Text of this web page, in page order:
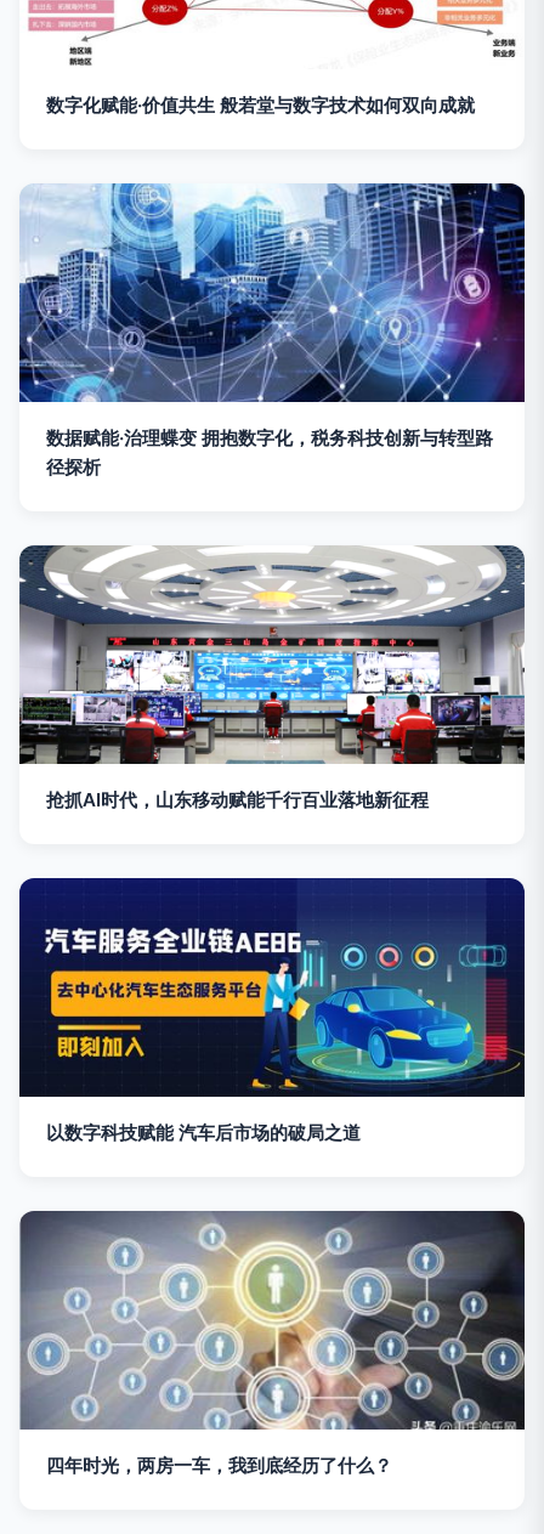
数字化赋能·价值共生 般若堂与数字技术如何双向成就
数据赋能·治理蝶变 拥抱数字化，税务科技创新与转型路
径探析
抢抓AI时代，山东移动赋能千行百业落地新征程
以数字科技赋能 汽车后市场的破局之道
四年时光，两房一车，我到底经历了什么？